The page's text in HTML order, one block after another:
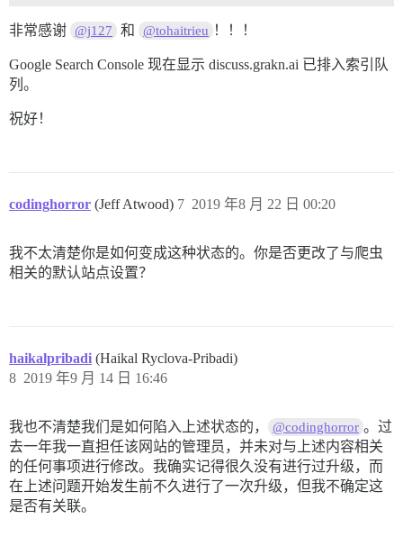
非常感谢 @j127 和 @tohaitrieu ！！！
Google Search Console 现在显示 discuss.grakn.ai 已排入索引队
列。
祝好！
codinghorror (Jeff Atwood) 2019 年8 月 22 日 00:20
7
我不太清楚你是如何变成这种状态的。你是否更改了与爬虫
相关的默认站点设置？
haikalpribadi (Haikal Ryclova-Pribadi)
2019 年9 月 14 日 16:46
8
我也不清楚我们是如何陷入上述状态的， @codinghorror 。过
去一年我一直担任该网站的管理员，并未对与上述内容相关
的任何事项进行修改。我确实记得很久没有进行过升级，而
在上述问题开始发生前不久进行了一次升级，但我不确定这
是否有关联。